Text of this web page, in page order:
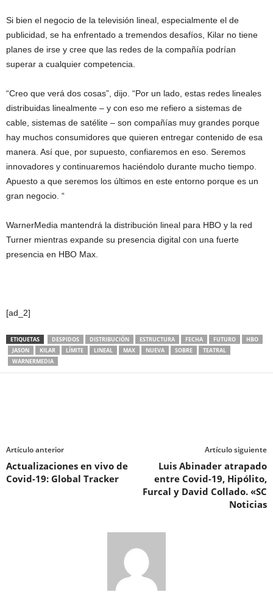
Si bien el negocio de la televisión lineal, especialmente el de
publicidad, se ha enfrentado a tremendos desafíos, Kilar no tiene
planes de irse y cree que las redes de la compañía podrían
superar a cualquier competencia.
“Creo que verá dos cosas”, dijo. “Por un lado, estas redes lineales
distribuidas linealmente – y con eso me refiero a sistemas de
cable, sistemas de satélite – son compañías muy grandes porque
hay muchos consumidores que quieren entregar contenido de esa
manera. Así que, por supuesto, confiaremos en eso. Seremos
innovadores y continuaremos haciéndolo durante mucho tiempo.
Apuesto a que seremos los últimos en este entorno porque es un
gran negocio. “
WarnerMedia mantendrá la distribución lineal para HBO y la red
Turner mientras expande su presencia digital con una fuerte
presencia en HBO Max.
[ad_2]
ETIQUETAS DESPIDOS DISTRIBUCIÓN ESTRUCTURA FECHA FUTURO
HBO
JASON
KILAR LÍMITE LINEAL MAX NUEVA SOBRE
TEATRAL
WARNERMEDIA
Artículo anterior
Actualizaciones en vivo de
Covid-19: Global Tracker
Artículo siguiente
Luis Abinader atrapado
entre Covid-19, Hipólito,
Furcal y David Collado. «SC
Noticias